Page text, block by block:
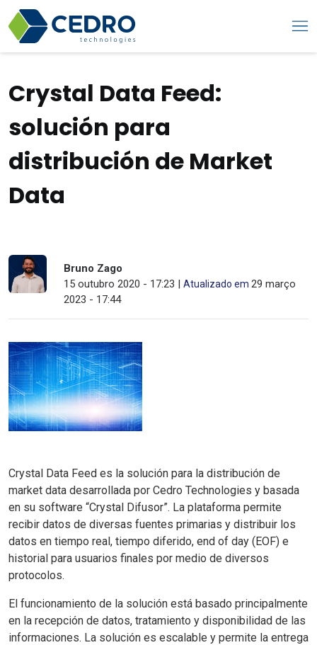
Crystal Data Feed:
solución para
distribución de Market
Data
Bruno Zago
15 outubro 2020 - 17:23 | Atualizado em 29 março
2023 - 17:44
Crystal Data Feed es la solución para la distribución de
market data desarrollada por Cedro Technologies y basada
en su software “Crystal Difusor”. La plataforma permite
recibir datos de diversas fuentes primarias y distribuir los
datos en tiempo real, tiempo diferido, end of day (EOF) e
historial para usuarios finales por medio de diversos
protocolos.
El funcionamiento de la solución está basado principalmente
en la recepción de datos, tratamiento y disponibilidad de las
informaciones. La solución es escalable y permite la entrega